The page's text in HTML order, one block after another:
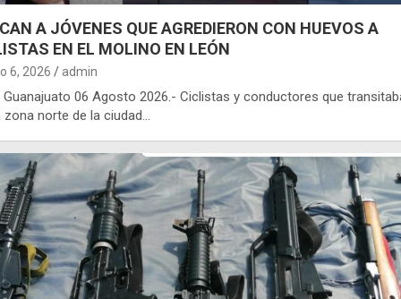
A JÓVENES QUE AGREDIERON CON HUEVOS A
EN EL MOLINO EN LEÓN
6, 2026 admin
Guanajuato 06 Agosto 2026.- Ciclistas y conductores que
zona norte de la ciudad…